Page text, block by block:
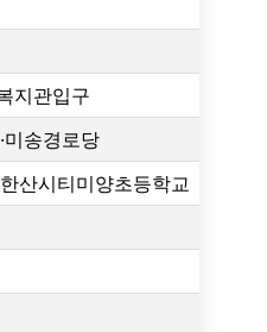
지관입구
미송경로당
산시티미양초등학교